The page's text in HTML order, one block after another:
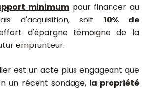
minimum pour financer au
d'acquisition, soit 10% de
d'épargne témoigne de la
emprunteur.
est un acte plus engageant que
un récent sondage, la propriété